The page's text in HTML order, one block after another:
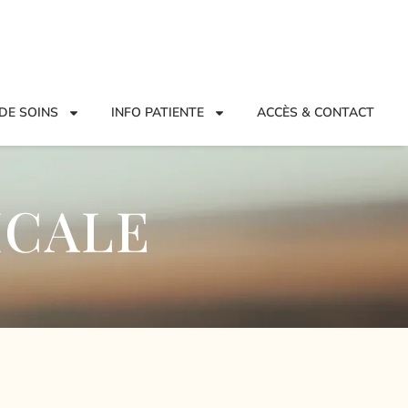
SOINS INFO PATIENTE ACCÈS & CONTACT